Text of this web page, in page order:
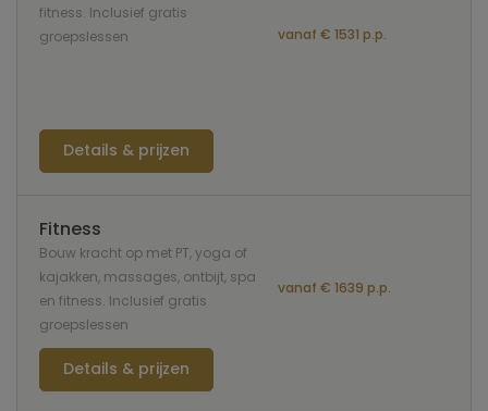
fitness. Inclusief gratis
groepslessen
vanaf € 1531 p.p.
Details & prijzen
Fitness
Bouw kracht op met PT, yoga of
kajakken, massages, ontbijt, spa
en fitness. Inclusief gratis
groepslessen
vanaf € 1639 p.p.
Details & prijzen